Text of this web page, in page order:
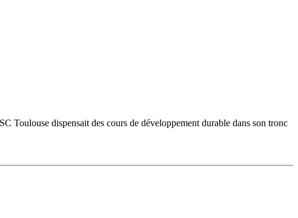
Toulouse dispensait des cours de développement durable dans son tronc